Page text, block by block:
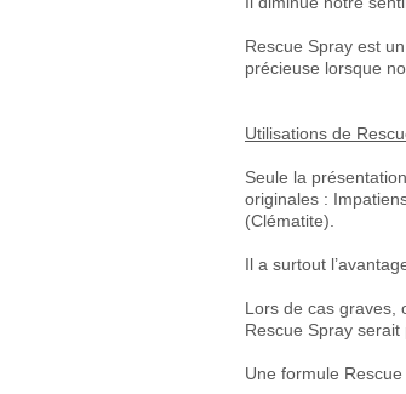
Rescue Spray est
précieuse lorsque
Utilisations de
Seule la
originales :
(Clématite).
Il a surtout
Lors de cas graves,
Rescue Spray serait
Une formule